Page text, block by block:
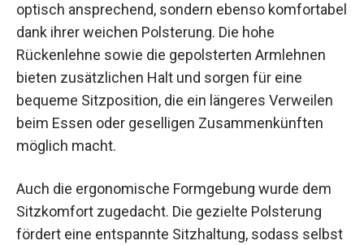
optisch ansprechend, sondern ebenso komfortabel
dank ihrer weichen Polsterung. Die hohe
Rückenlehne sowie die gepolsterten Armlehnen
bieten zusätzlichen Halt und sorgen für eine
bequeme Sitzposition, die ein längeres Verweilen
beim Essen oder geselligen Zusammenkünften
möglich macht.
Auch die ergonomische Formgebung wurde dem
Sitzkomfort zugedacht. Die gezielte Polsterung
fördert eine entspannte Sitzhaltung, sodass selbst